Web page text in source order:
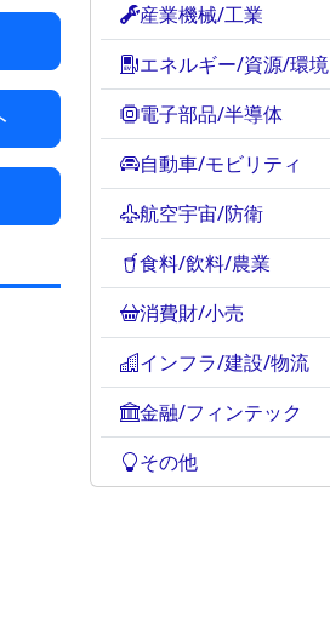
産業機械/工業
エネルギー/資源/環境
電子部品/半導体
自動車/モビリティ
航空宇宙/防衛
食料/飲料/農業
消費財/小売
インフラ/建設/物流
金融/フィンテック
その他